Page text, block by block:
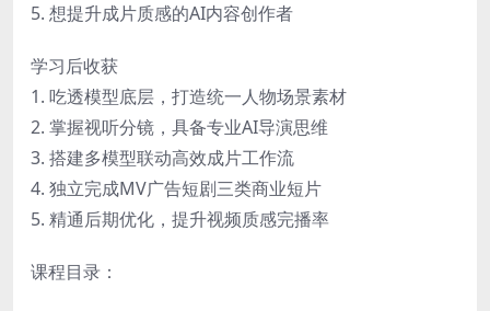
5. 想提升成片质感的AI内容创作者
学习后收获
1. 吃透模型底层，打造统一人物场景素材
2. 掌握视听分镜，具备专业AI导演思维
3. 搭建多模型联动高效成片工作流
4. 独立完成MV广告短剧三类商业短片
5. 精通后期优化，提升视频质感完播率
课程目录：